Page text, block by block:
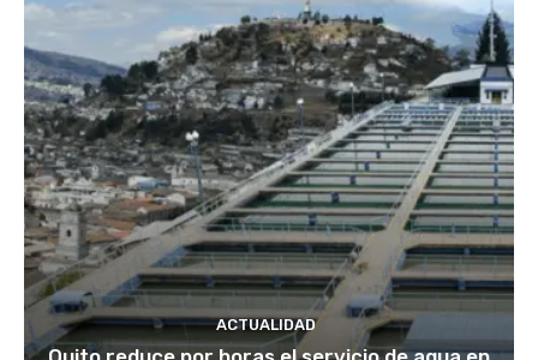
ACTUALIDAD